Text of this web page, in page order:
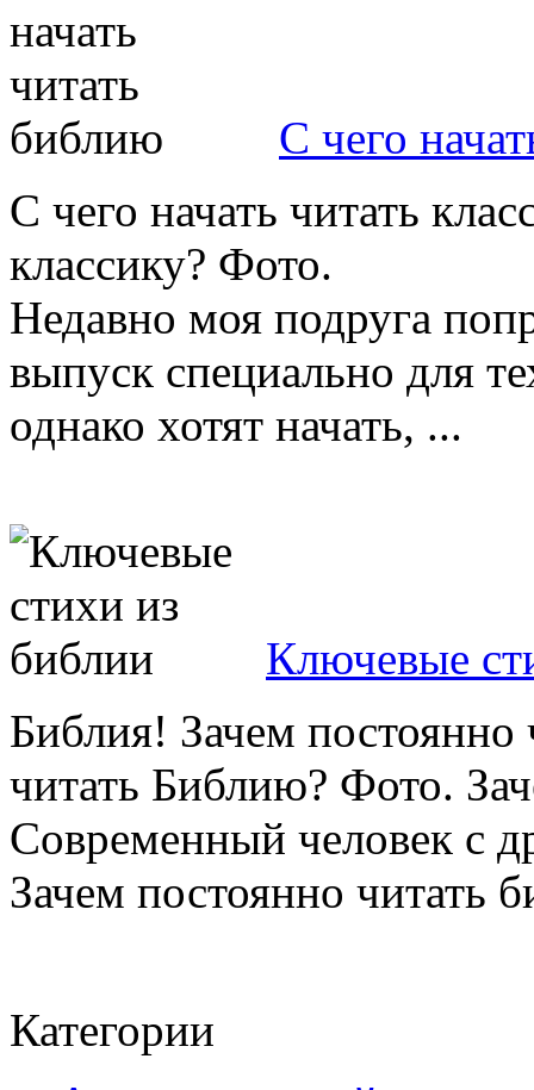
С чего
С чего начать читать
классику? Фото.
Недавно моя подруга
выпуск специально для
однако хотят начать, ...
Ключевые
Библия! Зачем
читать Библию? Фото.
Современный человек с
Зачем постоянно читать
Категории